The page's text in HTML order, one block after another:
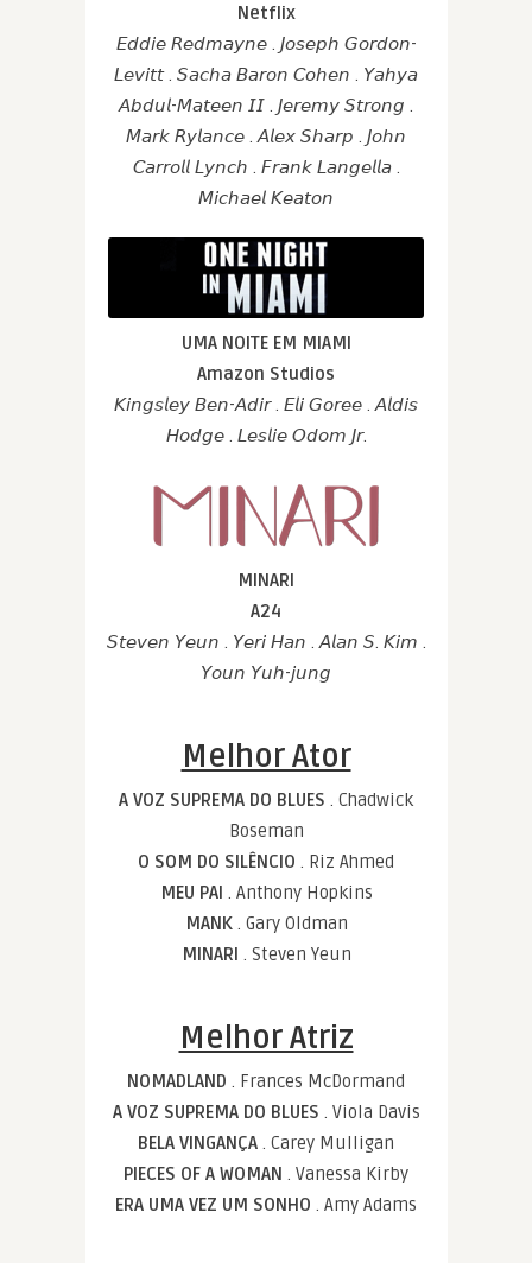
Netflix
𝘌𝘥𝘥𝘪𝘦 𝘙𝘦𝘥𝘮𝘢𝘺𝘯𝘦 . 𝘑𝘰𝘴𝘦𝘱𝘩 𝘎𝘰𝘳𝘥𝘰𝘯-
𝘓𝘦𝘷𝘪𝘵𝘵 . 𝘚𝘢𝘤𝘩𝘢 𝘉𝘢𝘳𝘰𝘯 𝘊𝘰𝘩𝘦𝘯 . 𝘠𝘢𝘩𝘺𝘢
𝘈𝘣𝘥𝘶𝘭-𝘔𝘢𝘵𝘦𝘦𝘯 𝘐𝘐 . 𝘑𝘦𝘳𝘦𝘮𝘺 𝘚𝘵𝘳𝘰𝘯𝘨 .
𝘔𝘢𝘳𝘬 𝘙𝘺𝘭𝘢𝘯𝘤𝘦 . 𝘈𝘭𝘦𝘹 𝘚𝘩𝘢𝘳𝘱 . 𝘑𝘰𝘩𝘯
𝘊𝘢𝘳𝘳𝘰𝘭𝘭 𝘓𝘺𝘯𝘤𝘩 . 𝘍𝘳𝘢𝘯𝘬 𝘓𝘢𝘯𝘨𝘦𝘭𝘭𝘢 .
𝘔𝘪𝘤𝘩𝘢𝘦𝘭 𝘒𝘦𝘢𝘵𝘰𝘯
UMA NOITE EM MIAMI
Amazon Studios
𝘒𝘪𝘯𝘨𝘴𝘭𝘦𝘺 𝘉𝘦𝘯-𝘈𝘥𝘪𝘳 . 𝘌𝘭𝘪 𝘎𝘰𝘳𝘦𝘦 . 𝘈𝘭𝘥𝘪𝘴
𝘏𝘰𝘥𝘨𝘦 . 𝘓𝘦𝘴𝘭𝘪𝘦 𝘖𝘥𝘰𝘮 𝘑𝘳.
MINARI
A24
𝘚𝘵𝘦𝘷𝘦𝘯 𝘠𝘦𝘶𝘯 . 𝘠𝘦𝘳𝘪 𝘏𝘢𝘯 . 𝘈𝘭𝘢𝘯 𝘚. 𝘒𝘪𝘮 .
𝘠𝘰𝘶𝘯 𝘠𝘶𝘩-𝘫𝘶𝘯𝘨
Melhor Ator
A VOZ SUPREMA DO BLUES . Chadwick
Boseman
O SOM DO SILÊNCIO . Riz Ahmed
MEU PAI . Anthony Hopkins
MANK . Gary Oldman
MINARI . Steven Yeun
Melhor Atriz
NOMADLAND . Frances McDormand
A VOZ SUPREMA DO BLUES . Viola Davis
BELA VINGANÇA . Carey Mulligan
PIECES OF A WOMAN . Vanessa Kirby
ERA UMA VEZ UM SONHO . Amy Adams